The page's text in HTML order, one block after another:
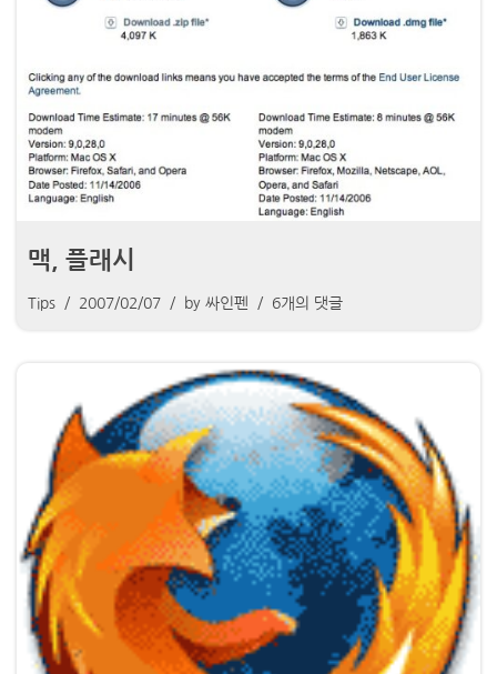
맥, 플래시
Tips 2007/02/07 by 싸인펜 6개의 댓글